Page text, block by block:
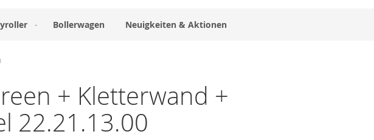
Bollerwagen Neuigkeiten & Aktionen
+ Kletterwand +
22.21.13.00